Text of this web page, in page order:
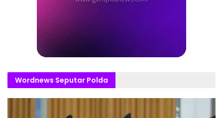
Wordnews Seputar Polda